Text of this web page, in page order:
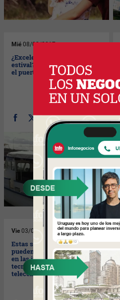
Mié 08/02/2017
¿Excelente temporada
estival? Pulgar para abajo en
el puerto de PDE
Vie 03/02/2017
Estas son las tendencias que
pueden alterar los negocios
en las industrias de
tecnología, medios y
telecomunicaciones